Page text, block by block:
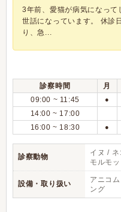
3年前、愛猫が病気になって
世話になっています。 休診
り、急...
診察時間 月
09:00 ~ 11:45
●
14:00 ~ 17:00
16:00 ~ 18:30 ●
診察動物
イヌ /
モルモ
設備・取り扱い
アニコ
ング